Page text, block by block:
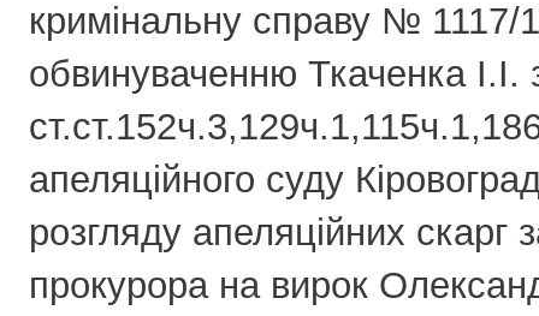
кримінальну справу № 1117/
обвинуваченню Ткаченка І.І.
апеляційного суду
розгляду апеляційних скарг
прокурора на вирок